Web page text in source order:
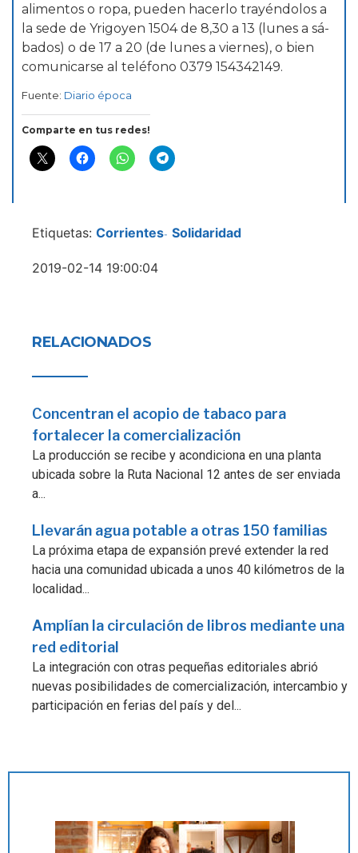
ali­men­tos o ro­pa, pue­den ha­cer­lo tra­yén­do­los a
la se­de de Yri­go­yen 1504 de 8,30 a 13 (lu­nes a sá­
ba­dos) o de 17 a 20 (de lu­nes a vier­nes), o bien
co­mu­ni­car­se al te­lé­fo­no 0379 154342149.
Fuente: Diario época
Comparte en tus redes!
Etiquetas: Corrientes- Solidaridad
2019-02-14 19:00:04
RELACIONADOS
Concentran el acopio de tabaco para
fortalecer la comercialización
La producción se recibe y acondiciona en una planta
ubicada sobre la Ruta Nacional 12 antes de ser enviada
a...
Llevarán agua potable a otras 150 familias
La próxima etapa de expansión prevé extender la red
hacia una comunidad ubicada a unos 40 kilómetros de la
localidad...
Amplían la circulación de libros mediante una
red editorial
La integración con otras pequeñas editoriales abrió
nuevas posibilidades de comercialización, intercambio y
participación en ferias del país y del...